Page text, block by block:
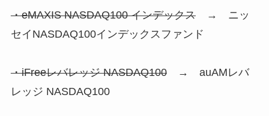
・eMAXIS NASDAQ100 インデックス→ ニッ
セイNASDAQ100インデックスファンド
・iFreeレバレッジ NASDAQ100→ auAMレバ
レッジ NASDAQ100